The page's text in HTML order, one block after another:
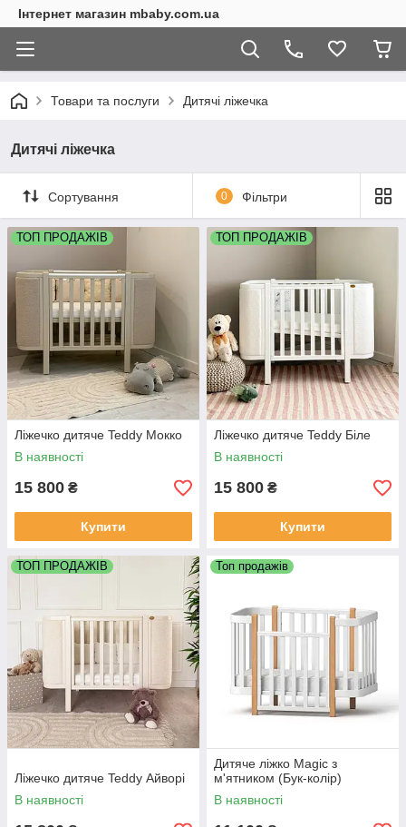
Інтернет магазин mbaby.com.ua
Товари та послуги Дитячі ліжечка
Дитячі ліжечка
Сортування 0 Фільтри
ТОП ПРОДАЖІВ
Ліжечко дитяче Teddy Мокко
В наявності
15 800 ₴
Купити
ТОП ПРОДАЖІВ
Ліжечко дитяче Teddy Біле
В наявності
15 800 ₴
Купити
ТОП ПРОДАЖІВ
Ліжечко дитяче Teddy Айворі
В наявності
Топ продажів
Дитяче ліжко Magic з
м'ятником (Бук-колір)
В наявності